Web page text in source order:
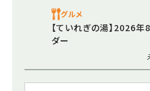
グルメ
【ていれぎの湯】2026年
ダー